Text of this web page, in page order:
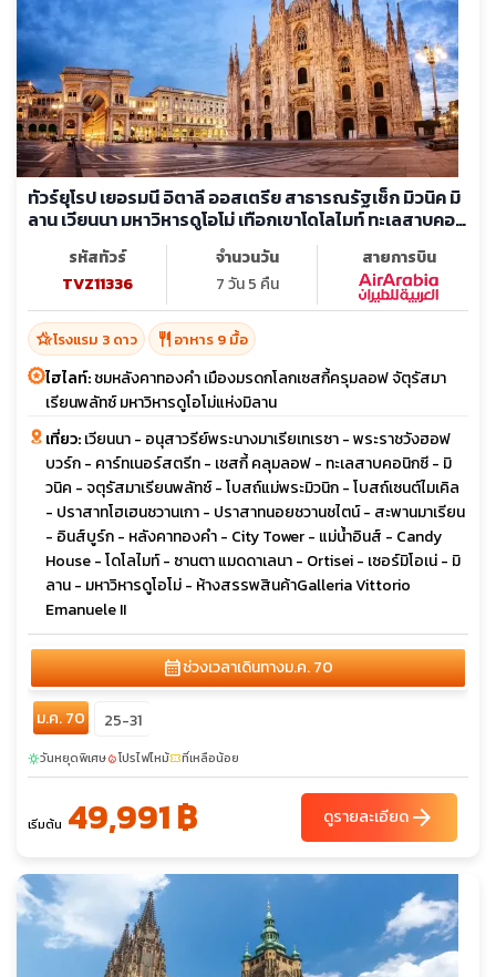
ทัวร์ยุโรป เยอรมนี อิตาลี ออสเตรีย สาธารณรัฐเช็ก มิวนิค มิ
ลาน เวียนนา มหาวิหารดูโอโม่ เทือกเขาโดโลไมท์ ทะเลสาบคอ
รหัสทัวร์
TVZ11336
จำนวนวัน
7 วัน 5 คืน
สายการบิน
hotel_classโรงแรม 3 ดาว restaurant อาหาร 9 มื้อ
ไฮไลท์:ชมหลังคาทองคำ เมืองมรดกโลกเซสกี้ครุมลอฟ จัตุรัสมา
เรียนพลัทซ์ มหาวิหารดูโอโม่แห่งมิลาน
เที่ยว:เวียนนา - อนุสาวรีย์พระนางมาเรียเทเรซา - พระราชวังฮอฟ
บวร์ก - คาร์ทเนอร์สตรีท - เชสกี้ คลุมลอฟ - ทะเลสาบคอนิกซี - มิ
วนิค - จตุรัสมาเรียนพลัทซ์ - โบสถ์แม่พระมิวนิก - โบสถ์เซนต์ไมเคิล
- ปราสาทโฮเฮนชวานเกา - ปราสาทนอยชวานชไตน์ - สะพานมาเรียน
- อินส์บูร์ก - หลังคาทองคำ - City Tower - แม่น้ำอินส์ - Candy
House - โดโลไมท์ - ซานตา แมดดาเลนา - Ortisei - เซอร์มิโอเน่ - มิ
ลาน - มหาวิหารดูโอโม่ - ห้างสรรพสินค้าGalleria Vittorio
Emanuele II
calendar_monthช่วงเวลาเดินทางม.ค. 70
ม.ค. 70 25-31
sunnyวันหยุดพิเศษlocal_fire_departmentโปรไฟไหม้confirmation_numberที่เหลือน้อย
เริ่มต้น 49,991 ฿ ดูรายละเอียดarrow_forward